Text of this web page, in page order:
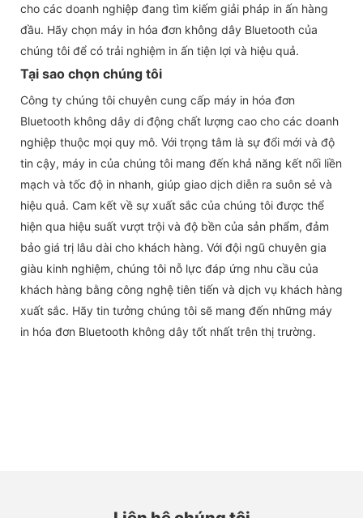
cho các doanh nghiệp đang tìm kiếm giải pháp in ấn hàng
đầu. Hãy chọn máy in hóa đơn không dây Bluetooth của
chúng tôi để có trải nghiệm in ấn tiện lợi và hiệu quả.
Tại sao chọn chúng tôi
Công ty chúng tôi chuyên cung cấp máy in hóa đơn
Bluetooth không dây di động chất lượng cao cho các doanh
nghiệp thuộc mọi quy mô. Với trọng tâm là sự đổi mới và độ
tin cậy, máy in của chúng tôi mang đến khả năng kết nối liền
mạch và tốc độ in nhanh, giúp giao dịch diễn ra suôn sẻ và
hiệu quả. Cam kết về sự xuất sắc của chúng tôi được thể
hiện qua hiệu suất vượt trội và độ bền của sản phẩm, đảm
bảo giá trị lâu dài cho khách hàng. Với đội ngũ chuyên gia
giàu kinh nghiệm, chúng tôi nỗ lực đáp ứng nhu cầu của
khách hàng bằng công nghệ tiên tiến và dịch vụ khách hàng
xuất sắc. Hãy tin tưởng chúng tôi sẽ mang đến những máy
in hóa đơn Bluetooth không dây tốt nhất trên thị trường.